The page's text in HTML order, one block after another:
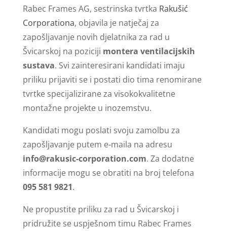
Rabec Frames AG, sestrinska tvrtka Rakušić
Corporationa, objavila je natječaj za
zapošljavanje novih djelatnika za rad u
Švicarskoj na poziciji montera ventilacijskih
sustava. Svi zainteresirani kandidati imaju
priliku prijaviti se i postati dio tima renomirane
tvrtke specijalizirane za visokokvalitetne
montažne projekte u inozemstvu.
Kandidati mogu poslati svoju zamolbu za
zapošljavanje putem e-maila na adresu
info@rakusic-corporation.com. Za dodatne
informacije mogu se obratiti na broj telefona
095 581 9821.
Ne propustite priliku za rad u Švicarskoj i
pridružite se uspješnom timu Rabec Frames